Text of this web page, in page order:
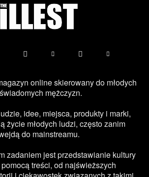
online skierowany do młodych
mężczyzn.
idee, miejsca, produkty i marki,
życie młodych ludzi, często zanim
do mainstreamu.
zadaniem jest przedstawianie kultury
treści, od najświeższych